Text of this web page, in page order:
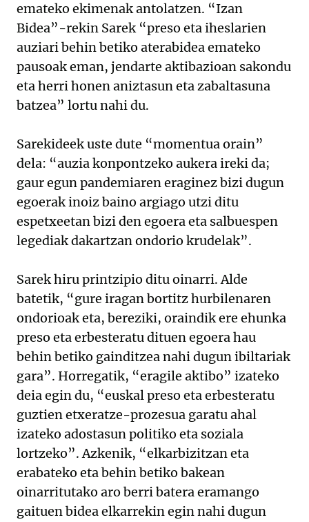
emateko ekimenak antolatzen. “Izan
Bidea”-rekin Sarek “preso eta iheslarien
auziari behin betiko aterabidea emateko
pausoak eman, jendarte aktibazioan sakondu
eta herri honen aniztasun eta zabaltasuna
batzea” lortu nahi du.
Sarekideek uste dute “momentua orain”
dela: “auzia konpontzeko aukera ireki da;
gaur egun pandemiaren eraginez bizi dugun
egoerak inoiz baino argiago utzi ditu
espetxeetan bizi den egoera eta salbuespen
legediak dakartzan ondorio krudelak”.
Sarek hiru printzipio ditu oinarri. Alde
batetik, “gure iragan bortitz hurbilenaren
ondorioak eta, bereziki, oraindik ere ehunka
preso eta erbesteratu dituen egoera hau
behin betiko gainditzea nahi dugun ibiltariak
gara”. Horregatik, “eragile aktibo” izateko
deia egin du, “euskal preso eta erbesteratu
guztien etxeratze-prozesua garatu ahal
izateko adostasun politiko eta soziala
lortzeko”. Azkenik, “elkarbizitzan eta
erabateko eta behin betiko bakean
oinarritutako aro berri batera eramango
gaituen bidea elkarrekin egin nahi dugun